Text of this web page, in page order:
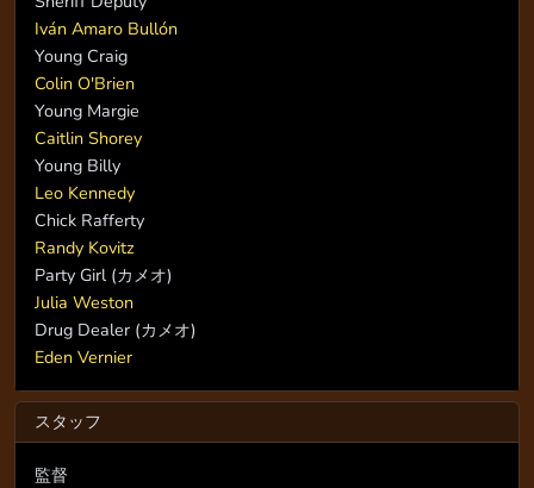
Iván Amaro Bullón
Young Craig
Colin O'Brien
Young Margie
Caitlin Shorey
Young Billy
Leo Kennedy
Chick Rafferty
Randy Kovitz
Party Girl (カメオ)
Julia Weston
Drug Dealer (カメオ)
Eden Vernier
スタッフ
監督